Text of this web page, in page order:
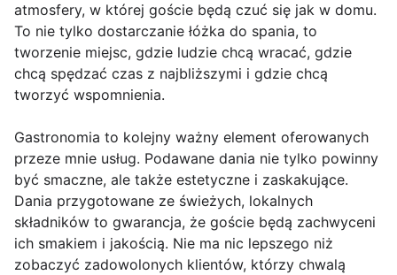
atmosfery, w której goście będą czuć się jak w domu.
To nie tylko dostarczanie łóżka do spania, to
tworzenie miejsc, gdzie ludzie chcą wracać, gdzie
chcą spędzać czas z najbliższymi i gdzie chcą
tworzyć wspomnienia.
Gastronomia to kolejny ważny element oferowanych
przeze mnie usług. Podawane dania nie tylko powinny
być smaczne, ale także estetyczne i zaskakujące.
Dania przygotowane ze świeżych, lokalnych
składników to gwarancja, że goście będą zachwyceni
ich smakiem i jakością. Nie ma nic lepszego niż
zobaczyć zadowolonych klientów, którzy chwalą